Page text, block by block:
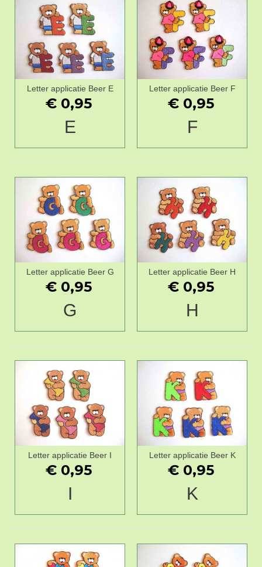
Letter applicatie Beer E
€ 0,95
E
Letter applicatie Beer F
€ 0,95
F
Letter applicatie Beer G
€ 0,95
G
Letter applicatie Beer H
€ 0,95
H
Letter applicatie Beer I
€ 0,95
I
Letter applicatie Beer K
€ 0,95
K